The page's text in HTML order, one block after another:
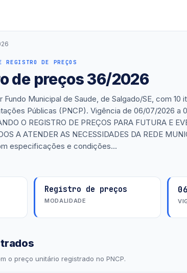
DE PREÇOS
de preços 36/2026
Fundo Municipal de Saude, de Salgado/SE, com
Públicas (PNCP). Vigência de 06/07/2026 a
O REGISTRO DE PREÇOS PARA FUTURA E
A ATENDER AS NECESSIDADES DA REDE
especificações e condições...
Registro de preços
MODALIDADE
o preço unitário registrado no PNCP.